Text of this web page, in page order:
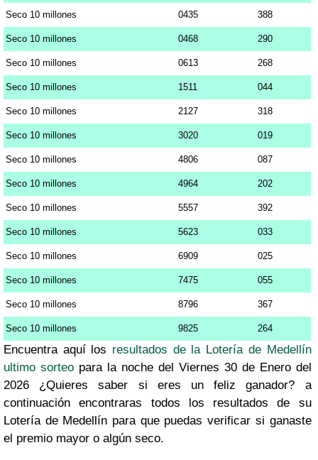
Seco 10 millones 0435 388
Seco 10 millones 0468 290
Seco 10 millones 0613 268
Seco 10 millones 1511 044
Seco 10 millones 2127 318
Seco 10 millones 3020 019
Seco 10 millones 4806 087
Seco 10 millones 4964 202
Seco 10 millones 5557 392
Seco 10 millones 5623 033
Seco 10 millones 6909 025
Seco 10 millones 7475 055
Seco 10 millones 8796 367
Seco 10 millones 9825 264
Encuentra aquí los resultados de la Lotería de Medellín
ultimo sorteopara la noche del Viernes 30 de Enero del
2026 ¿Quieres saber si eres un feliz ganador? a
continuación encontraras todos los resultados de su
Lotería de Medellín para que puedas verificar si ganaste
el premio mayor o algún seco.